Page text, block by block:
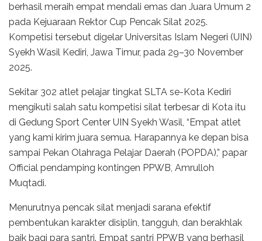
berhasil meraih empat mendali emas dan Juara Umum 2
pada Kejuaraan Rektor Cup Pencak Silat 2025.
Kompetisi tersebut digelar Universitas Islam Negeri (UIN)
Syekh Wasil Kediri, Jawa Timur, pada 29–30 November
2025.
Sekitar 302 atlet pelajar tingkat SLTA se-Kota Kediri
mengikuti salah satu kompetisi silat terbesar di Kota itu
di Gedung Sport Center UIN Syekh Wasil, “Empat atlet
yang kami kirim juara semua. Harapannya ke depan bisa
sampai Pekan Olahraga Pelajar Daerah (POPDA),” papar
Official pendamping kontingen PPWB, Amrulloh
Muqtadi.
Menurutnya pencak silat menjadi sarana efektif
pembentukan karakter disiplin, tangguh, dan berakhlak
baik bagi para santri. Empat santri PPWB yang berhasil